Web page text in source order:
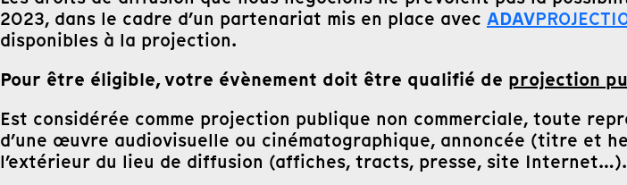
2023, dans le cadre d’un partenariat mis en place avec ADAV
disponibles à la projection.
Pour être éligible, votre évènement doit être qualifié de projection
Est considérée comme projection publique non commerciale, toute
d’une œuvre audiovisuelle ou cinématographique, annoncée (titre et
l’extérieur du lieu de diffusion (affiches, tracts, presse, site Internet…).